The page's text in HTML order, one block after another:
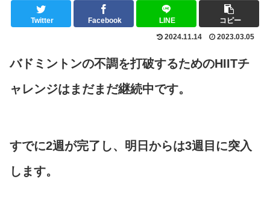
Twitter Facebook LINE
コピー
2024.11.14
2023.03.05
バドミントンの不調を打破するためのHIITチ
ャレンジはまだまだ継続中です。
すでに2週が完了し、明日からは3週目に突入
します。